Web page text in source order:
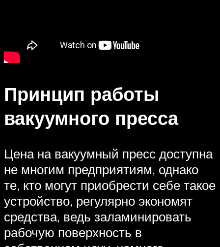
Принцип работы
вакуумного пресса
Цена на вакуумный пресс доступна
не многим предприятиям, однако
те, кто могут приобрести себе такое
устройство, регулярно экономят
средства, ведь заламинировать
рабочую поверхность в